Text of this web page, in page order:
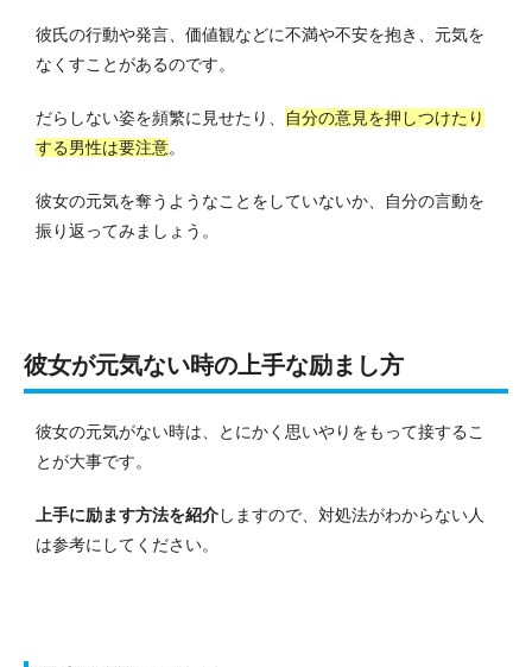
彼氏の行動や発言、価値観などに不満や不安を抱き、元気を
なくすことがあるのです。
だらしない姿を頻繁に見せたり、
自分の意見を押しつけたり
する男性は要注意。
彼女の元気を奪うようなことをしていないか、自分の言動を
振り返ってみましょう。
彼女が元気ない時の上手な励まし方
彼女の元気がない時は、とにかく思いやりをもって接するこ
とが大事です。
上手に励ます方法を紹介しますので、対処法がわからない人
は参考にしてください。